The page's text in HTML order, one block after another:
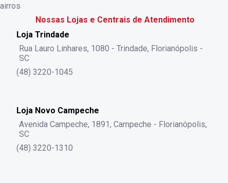
Nossas Lojas e Centrais de Atendimento
Loja Trindade
Rua Lauro Linhares, 1080 - Trindade, Florianópolis -
SC
(48) 3220-1045
Loja Novo Campeche
Avenida Campeche, 1891, Campeche - Florianópolis,
SC
(48) 3220-1310